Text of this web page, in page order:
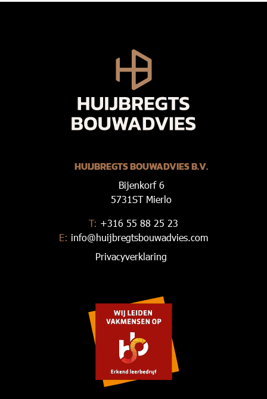
HUIJBREGTS BOUWADVIES B.V.
Bijenkorf 6
5731ST Mierlo
T: +316 55 88 25 23
E: info@huijbregtsbouwadvies.com
Privacyverklaring